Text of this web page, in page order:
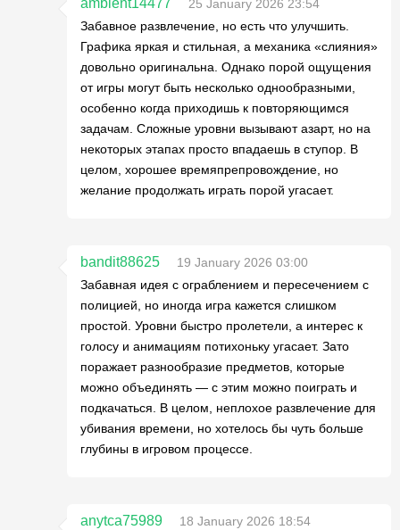
ambient14477
25 January 2026 23:54
Забавное развлечение, но есть что улучшить.
Графика яркая и стильная, а механика «слияния»
довольно оригинальна. Однако порой ощущения
от игры могут быть несколько однообразными,
особенно когда приходишь к повторяющимся
задачам. Сложные уровни вызывают азарт, но на
некоторых этапах просто впадаешь в ступор. В
целом, хорошее времяпрепровождение, но
желание продолжать играть порой угасает.
bandit88625
19 January 2026 03:00
Забавная идея с ограблением и пересечением с
полицией, но иногда игра кажется слишком
простой. Уровни быстро пролетели, а интерес к
голосу и анимациям потихоньку угасает. Зато
поражает разнообразие предметов, которые
можно объединять — с этим можно поиграть и
подкачаться. В целом, неплохое развлечение для
убивания времени, но хотелось бы чуть больше
глубины в игровом процессе.
anytca75989
18 January 2026 18:54